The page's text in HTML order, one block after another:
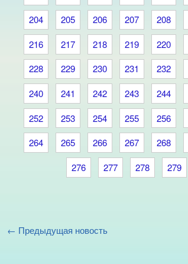
204
205 206 207 208
216
217 218 219 220
228
229 230 231 232
240
241 242 243 244
252
253 254 255 256
264
265 266 267 268
276
277 278 279
← Предыдущая новость